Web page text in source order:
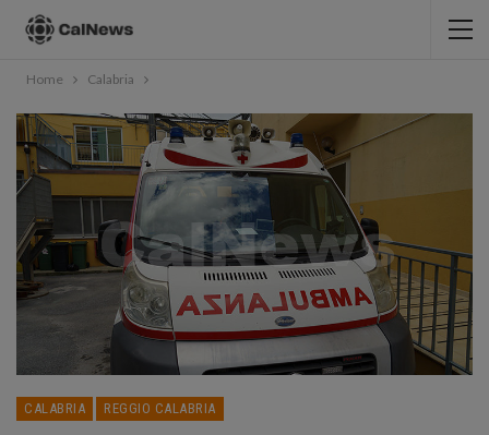
Home Calabria
CALABRIA REGGIO CALABRIA